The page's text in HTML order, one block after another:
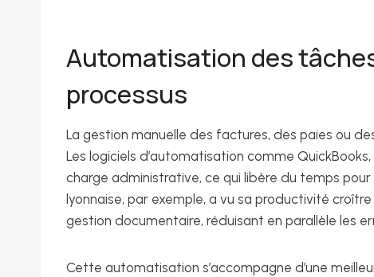
Automatisation des
processus
La gestion manuelle des factures, des paies ou
Les logiciels d’automatisation comme
charge administrative, ce qui libère du temps
lyonnaise, par exemple, a vu sa productivité
gestion documentaire, réduisant en parallèle les
Cette automatisation s’accompagne d’une